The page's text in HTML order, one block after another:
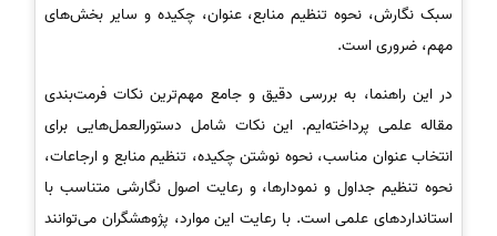
سبک نگارش، نحوه تنظیم منابع، عنوان، چکیده و سایر بخش‌های
مهم، ضروری است.
در این راهنما، به بررسی دقیق و جامع مهم‌ترین نکات فرمت‌بندی
مقاله علمی پرداخته‌ایم. این نکات شامل دستورالعمل‌هایی برای
انتخاب عنوان مناسب، نحوه نوشتن چکیده، تنظیم منابع و ارجاعات،
نحوه تنظیم جداول و نمودارها، و رعایت اصول نگارشی متناسب با
استانداردهای علمی است. با رعایت این موارد، پژوهشگران می‌توانند